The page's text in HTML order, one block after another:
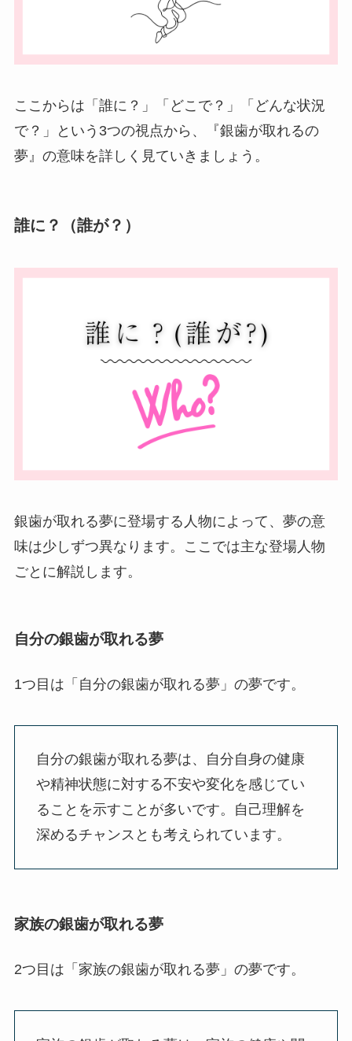
ここからは「誰に？」「どこで？」「どんな状況
で？」という3つの視点から、『銀歯が取れるの
夢』の意味を詳しく見ていきましょう。
誰に？（誰が？）
銀歯が取れる夢に登場する人物によって、夢の意
味は少しずつ異なります。ここでは主な登場人物
ごとに解説します。
自分の銀歯が取れる夢
1つ目は「自分の銀歯が取れる夢」の夢です。
自分の銀歯が取れる夢は、自分自身の健康
や精神状態に対する不安や変化を感じてい
ることを示すことが多いです。自己理解を
深めるチャンスとも考えられています。
家族の銀歯が取れる夢
2つ目は「家族の銀歯が取れる夢」の夢です。